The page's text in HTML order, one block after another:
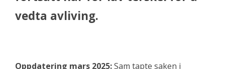
vedta avliving.
Oppdatering mars 2025:Sam tapte saken i